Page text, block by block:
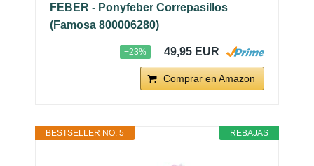
FEBER - Ponyfeber Correpasillos
(Famosa 800006280)
−23% 49,95 EUR
Comprar en Amazon
REBAJAS
BESTSELLER NO. 5